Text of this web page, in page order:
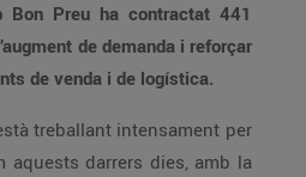
Bon Preu ha contractat 441
de demanda i reforçar
dels punts de venda i de logística.
intensament per
aquests darrers dies, amb la